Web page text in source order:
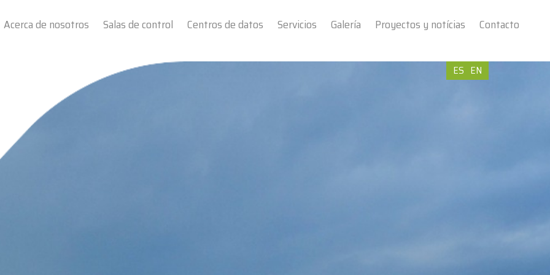
Acerca de nosotros Salas de control Centros de datos Servicios Galería Proyectos y notícias Contacto
ES EN